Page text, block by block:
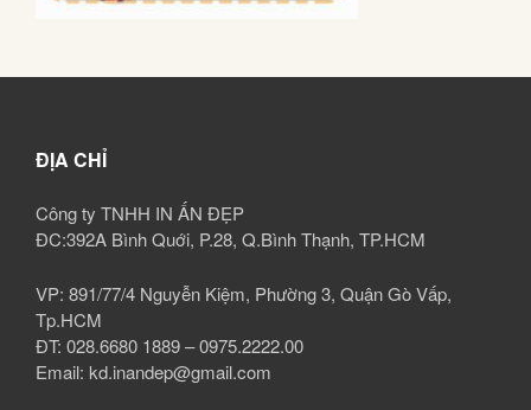
ĐỊA CHỈ
Công ty TNHH IN ẤN ĐẸP
ĐC:392A Bình Quới, P.28, Q.Bình Thạnh, TP.HCM
VP: 891/77/4 Nguyễn Kiệm, Phường 3, Quận Gò Vấp,
Tp.HCM
ĐT: 028.6680 1889 – 0975.2222.00
Email: kd.inandep@gmail.com